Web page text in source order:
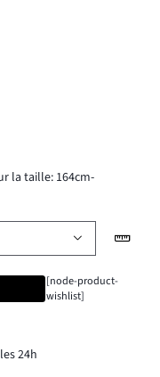
la taille: 164cm-
[node-product-
wishlist]
24h